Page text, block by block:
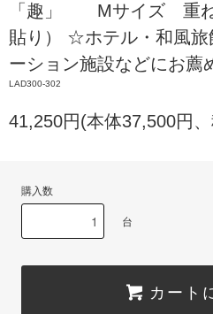
「趣」 Mサイズ 重ね
貼り） ☆ホテル・和風旅
ーション施設などにお薦
LAD300-302
41,250円(本体37,500円
購入数
台
カート